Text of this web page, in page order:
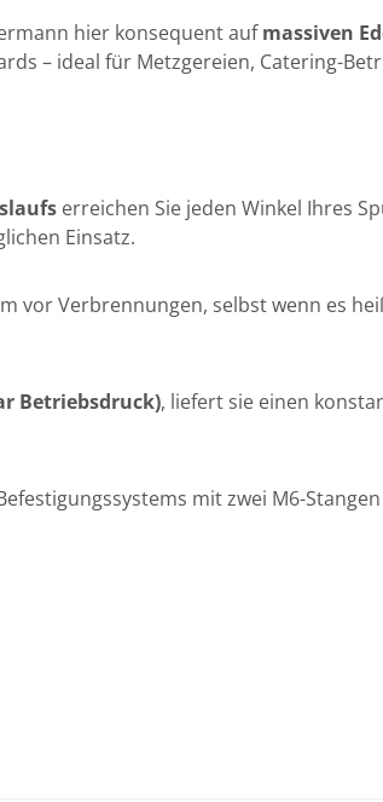
hier konsequent aufmassiven
– ideal für Metzgereien, Catering-
erreichen Sie jeden Winkel Ihres
Einsatz.
vor Verbrennungen, selbst wenn es
Betriebsdruck), liefert sie einen
mit zwei M6-